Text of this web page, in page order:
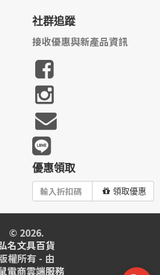
社群追蹤
接收優惠與新產品資訊
優惠領取
領取優惠
© 2026.
名文具百貨
權所有 - 由
電商雲端服務